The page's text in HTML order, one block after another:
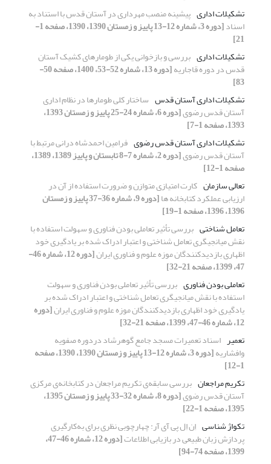
تشکیلات اداری پیشینه منصب مهرداری در آستان قدس با استناد به
اسناد [دوره 3، شماره 12-13 پاییز و زمستان 1390، 1390، صفحه 1-
21]
تشکیلات اداری بررسی و بازخوانی یکی از طومارهای کشیک آستان
قدس در دوره قاجاریه [دوره 13، شماره 52-53، 1400، صفحه 50-
83]
تشکیلات اداری آستان قدس ساختار کلی طومارها در نظام اداری
آستان قدس رضوی [دوره 6، شماره 24-25 پاییز و زمستان 1393،
1393، صفحه 1-7]
تشکیلات اداری آستان قدس رضوی فرامین احمدشاه درانی مرتبط با
آستان قدس رضوی [دوره 2، شماره 7-8 تابستان و پاییز 1389، 1389،
صفحه 1-12]
تعالی سازمان کارت امتیازی متوازن و ضرورت استفاده از آن در
ارزیابی عملکرد کتابخانه ها [دوره 9، شماره 36-37 پاییز و زمستان
1396، 1396، صفحه 1-19]
تعامل شناختی بررسی تأثیر تعاملی بودن فناوری و سهولت استفاده با
نقش میانجیگری تعامل شناختی و اعتبار ادراک شده بر یادگیری خود
اظهاری بازدیدکنندگان موزه علوم و فناوری ایران [دوره 12، شماره 46-
47، 1399، صفحه 21-32]
تعاملی بودن فناوری بررسی تأثیر تعاملی بودن فناوری و سهولت
استفاده با نقش میانجیگری تعامل شناختی و اعتبار ادراک شده بر
یادگیری خود اظهاری بازدیدکنندگان موزه علوم و فناوری ایران[دوره
12، شماره 46-47، 1399، صفحه 21-32]
تعمیر اسناد تعمیرات مسجد جامع گوهرشاد دردوره صفویه
وافشاریه [دوره 3، شماره 12-13 پاییز و زمستان 1390، 1390، صفحه
1-12]
تکریم مراجعان بررسی سابقه‌ی تکریم مراجعان در کتابخانه‌ی مرکزی
آستان قدس رضوی [دوره 8، شماره 32-33 پاییز و زمستان 1395،
1395، صفحه 1-22]
تکواژ شناسی اِن اِل پی آی آر: چهارچوبی نظری برای به‌کارگیری
پردازش زبان طبیعی در بازیابی اطلاعات [دوره 12، شماره 46-47،
1399، صفحه 74-94]